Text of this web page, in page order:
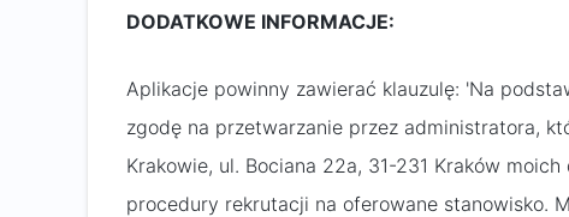
DODATKOWE INFORMACJE:
Aplikacje powinny zawierać klauzulę: 'Na
zgodę na przetwarzanie przez administratora,
Krakowie, ul. Bociana 22a, 31-231 Kraków
procedury rekrutacji na oferowane stanowisko.